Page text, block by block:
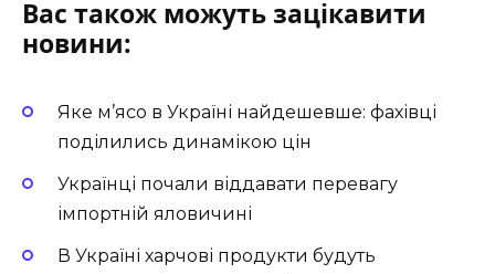
Вас також можуть зацікавити
новини:
Яке м’ясо в Україні найдешевше: фахівці
поділились динамікою цін
Українці почали віддавати перевагу
імпортній яловичині
В Україні харчові продукти будуть